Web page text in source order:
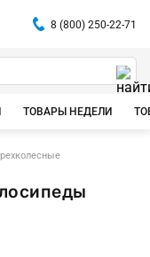
8 (800) 250-22-71
ТОВАРЫ НЕДЕЛИ